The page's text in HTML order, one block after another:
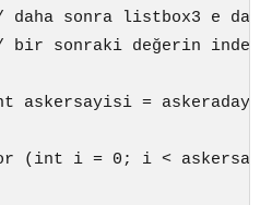
daha sonra listbox3 e
bir sonraki değerin
askersayisi =
(int i = 0; i <